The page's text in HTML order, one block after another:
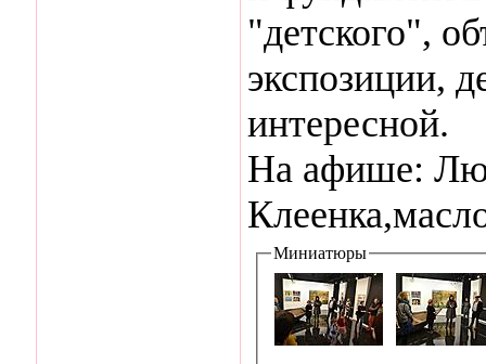
"детского",
экспозиции,
интересной.
На афише:
Миниатюры